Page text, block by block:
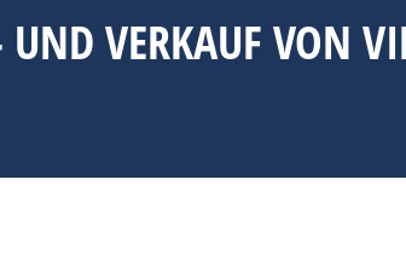
UND VERKAUF VON